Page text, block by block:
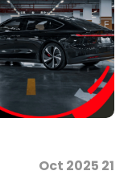
21 Oct 2025